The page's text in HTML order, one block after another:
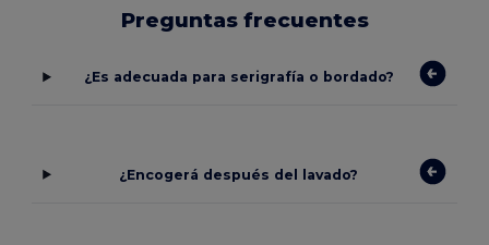
Preguntas frecuentes
¿Es adecuada para serigrafía o bordado?
¿Encogerá después del lavado?